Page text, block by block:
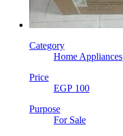
Category
Home Appliances
Price
EGP 100
Purpose
For Sale